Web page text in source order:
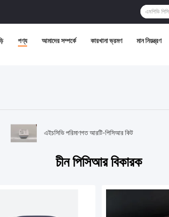
পণ্য আমাদের সম্পর্কে কারখানা ভ্রমণ মান নিয়ন্ত্রণ
এইচসিভি পরিমাণগত আরটি-পিসিআর কিট
চীন পিসিআর বিকারক